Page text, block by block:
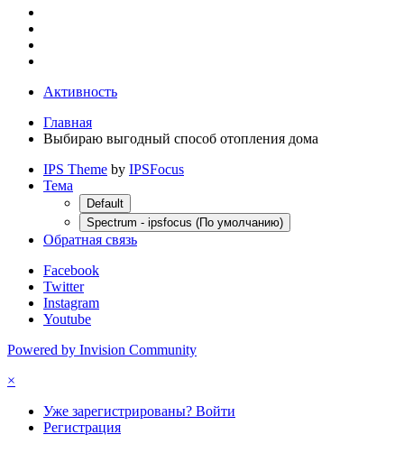
Активность
Главная
Выбираю выгодный способ отопления дома
IPS Theme by IPSFocus
Тема
Default
Spectrum - ipsfocus (По умолчанию)
Обратная связь
Facebook
Twitter
Instagram
Youtube
Powered by Invision Community
×
Уже зарегистрированы? Войти
Регистрация